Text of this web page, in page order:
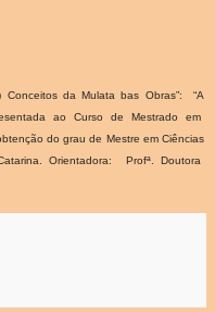
Conceitos da Mulata bas Obras”: “A
ao Curso de Mestrado em
do grau de Mestre em Ciências
Orientadora: Profª. Doutora